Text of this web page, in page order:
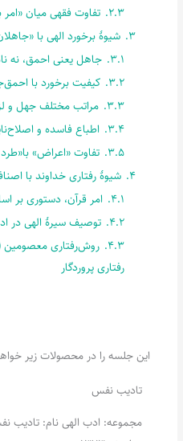
2.3. تفاوت فقهی میان
3. شیوۀ برخورد الهی با
3.1. جاهل یعنی احمق، نه
3.2. کیفیت برخورد با
3.3. مراتب مختلف جهل و
3.4. اطباع فاسده و
3.5. تفاوت «اعراض»
4. شیوۀ رفتاری خداوند با
4.1. امر قرآن، دستوری بر
4.2. توصیف سیرۀ الهی در
4.3. روش‌رفتاری معصومین
رفتاری پروردگار
این جلسه را در محصولات زیر
تادیب نفس
مجموعه: ادب الهی نام: تادیب